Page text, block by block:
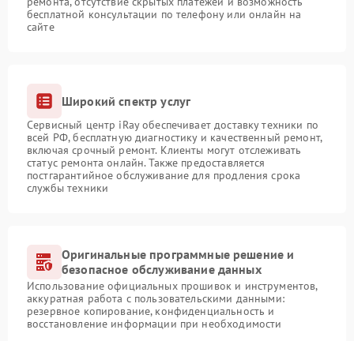
бесплатной консультации по телефону или онлайн на
сайте
Широкий спектр услуг
Сервисный центр iRay обеспечивает доставку техники по
всей РФ, бесплатную диагностику и качественный ремонт,
включая срочный ремонт. Клиенты могут отслеживать
статус ремонта онлайн. Также предоставляется
постгарантийное обслуживание для продления срока
службы техники
Оригинальные программные решение и
безопасное обслуживание данных
Использование официальных прошивок и инструментов,
аккуратная работа с пользовательскими данными:
резервное копирование, конфиденциальность и
восстановление информации при необходимости